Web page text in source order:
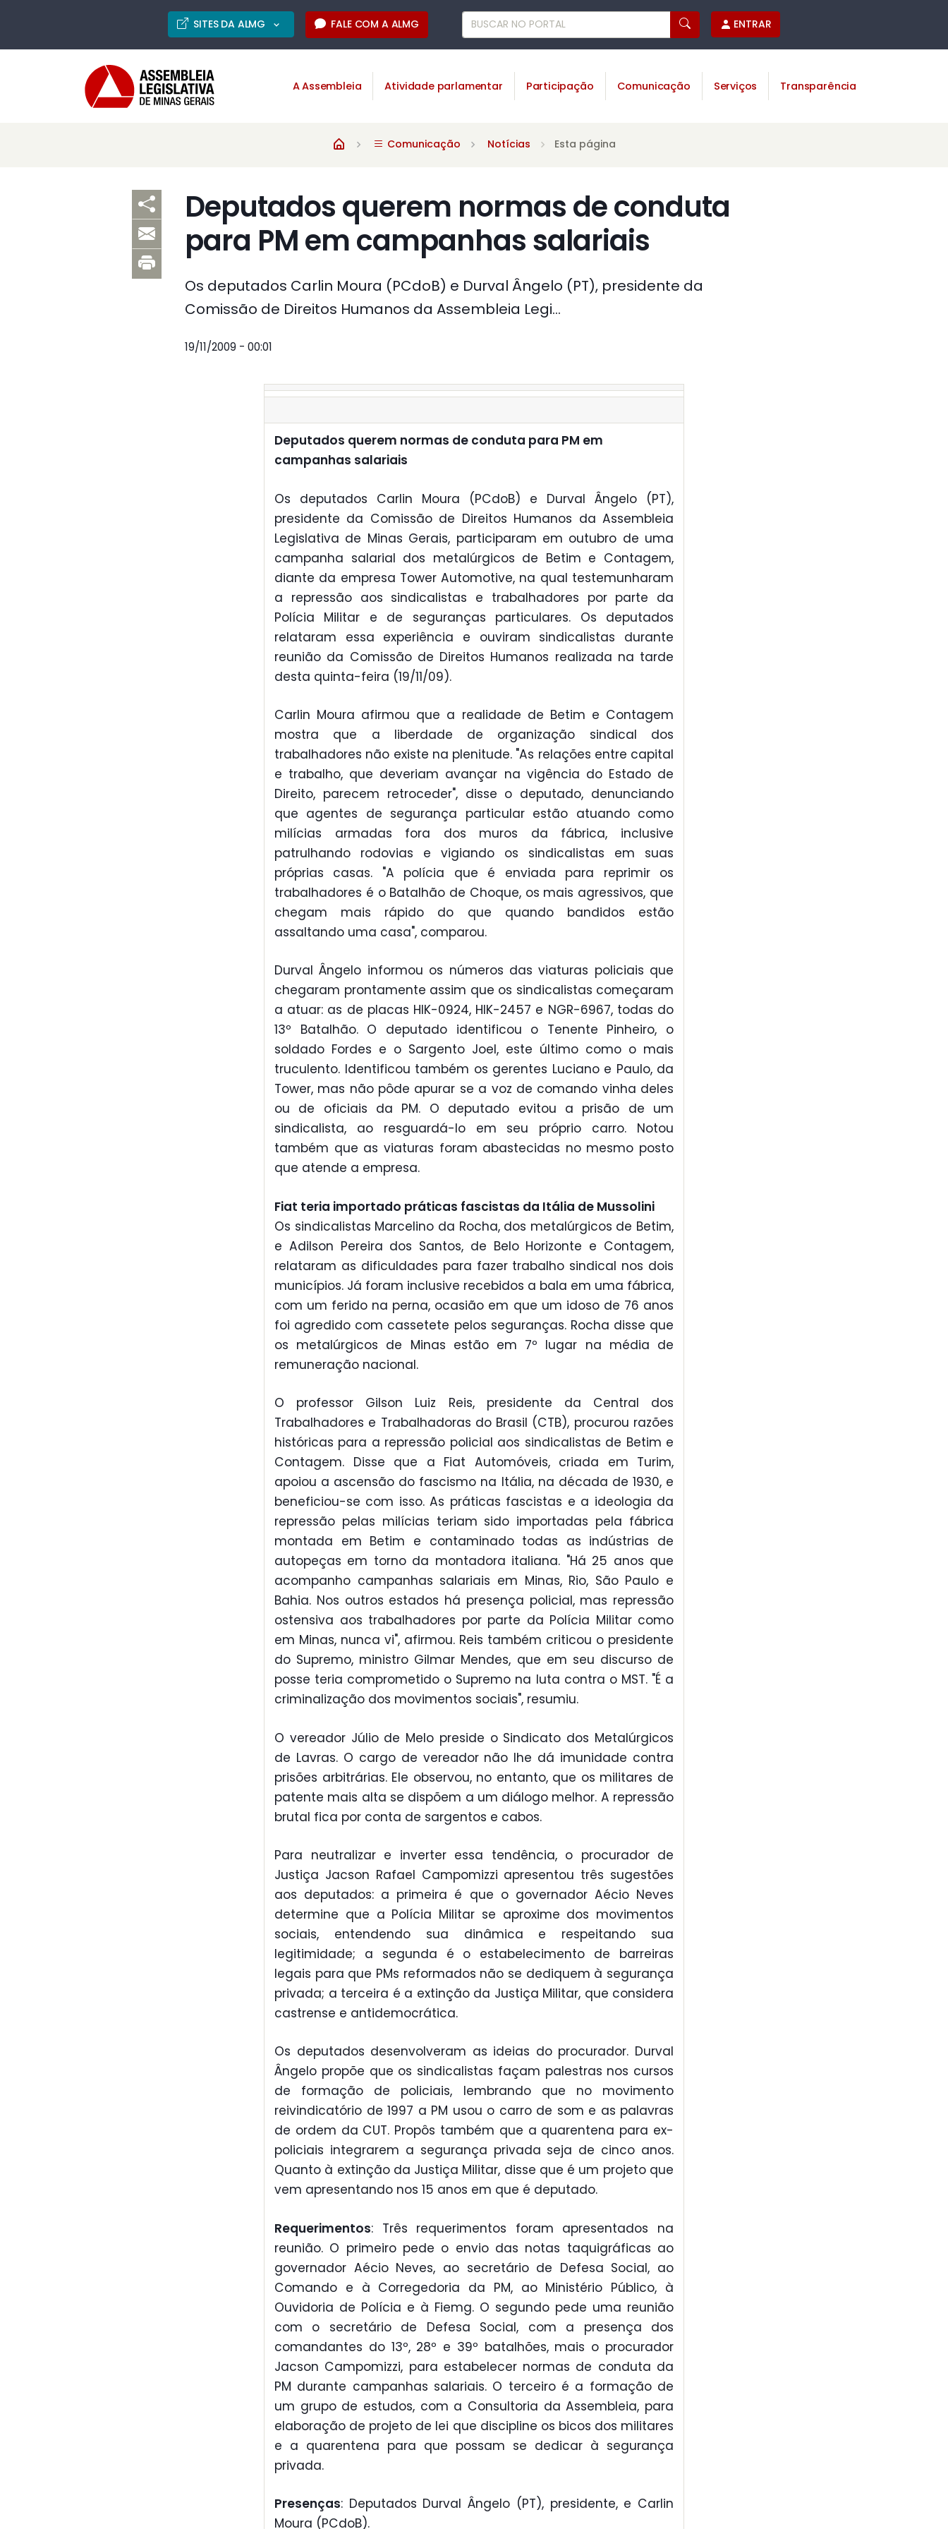
SITES DA ALMG FALE COM A ALMG ENTRAR
A Assembleia Atividade parlamentar Participação Comunicação Serviços Transparência
Comunicação Notícias Esta página
Deputados querem normas de conduta
para PM em campanhas salariais
Os deputados Carlin Moura (PCdoB) e Durval Ângelo (PT), presidente da
Comissão de Direitos Humanos da Assembleia Legi...
19/11/2009 - 00:01
Deputados querem normas de conduta para PM em
campanhas salariais
Os deputados Carlin Moura (PCdoB) e Durval Ângelo (PT),
presidente da Comissão de Direitos Humanos da Assembleia
Legislativa de Minas Gerais, participaram em outubro de uma
campanha salarial dos metalúrgicos de Betim e Contagem,
diante da empresa Tower Automotive, na qual testemunharam
a repressão aos sindicalistas e trabalhadores por parte da
Polícia Militar e de seguranças particulares. Os deputados
relataram essa experiência e ouviram sindicalistas durante
reunião da Comissão de Direitos Humanos realizada na tarde
desta quinta-feira (19/11/09).
Carlin Moura afirmou que a realidade de Betim e Contagem
mostra que a liberdade de organização sindical dos
trabalhadores não existe na plenitude. "As relações entre capital
e trabalho, que deveriam avançar na vigência do Estado de
Direito, parecem retroceder", disse o deputado, denunciando
que agentes de segurança particular estão atuando como
milícias armadas fora dos muros da fábrica, inclusive
patrulhando rodovias e vigiando os sindicalistas em suas
próprias casas. "A polícia que é enviada para reprimir os
trabalhadores é o Batalhão de Choque, os mais agressivos, que
chegam mais rápido do que quando bandidos estão
assaltando uma casa", comparou.
Durval Ângelo informou os números das viaturas policiais que
chegaram prontamente assim que os sindicalistas começaram
a atuar: as de placas HIK-0924, HIK-2457 e NGR-6967, todas do
13º Batalhão. O deputado identificou o Tenente Pinheiro, o
soldado Fordes e o Sargento Joel, este último como o mais
truculento. Identificou também os gerentes Luciano e Paulo, da
Tower, mas não pôde apurar se a voz de comando vinha deles
ou de oficiais da PM. O deputado evitou a prisão de um
sindicalista, ao resguardá-lo em seu próprio carro. Notou
também que as viaturas foram abastecidas no mesmo posto
que atende a empresa.
Fiat teria importado práticas fascistas da Itália de Mussolini
Os sindicalistas Marcelino da Rocha, dos metalúrgicos de Betim,
e Adilson Pereira dos Santos, de Belo Horizonte e Contagem,
relataram as dificuldades para fazer trabalho sindical nos dois
municípios. Já foram inclusive recebidos a bala em uma fábrica,
com um ferido na perna, ocasião em que um idoso de 76 anos
foi agredido com cassetete pelos seguranças. Rocha disse que
os metalúrgicos de Minas estão em 7º lugar na média de
remuneração nacional.
O professor Gilson Luiz Reis, presidente da Central dos
Trabalhadores e Trabalhadoras do Brasil (CTB), procurou razões
históricas para a repressão policial aos sindicalistas de Betim e
Contagem. Disse que a Fiat Automóveis, criada em Turim,
apoiou a ascensão do fascismo na Itália, na década de 1930, e
beneficiou-se com isso. As práticas fascistas e a ideologia da
repressão pelas milícias teriam sido importadas pela fábrica
montada em Betim e contaminado todas as indústrias de
autopeças em torno da montadora italiana. "Há 25 anos que
acompanho campanhas salariais em Minas, Rio, São Paulo e
Bahia. Nos outros estados há presença policial, mas repressão
ostensiva aos trabalhadores por parte da Polícia Militar como
em Minas, nunca vi", afirmou. Reis também criticou o presidente
do Supremo, ministro Gilmar Mendes, que em seu discurso de
posse teria comprometido o Supremo na luta contra o MST. "É a
criminalização dos movimentos sociais", resumiu.
O vereador Júlio de Melo preside o Sindicato dos Metalúrgicos
de Lavras. O cargo de vereador não lhe dá imunidade contra
prisões arbitrárias. Ele observou, no entanto, que os militares de
patente mais alta se dispõem a um diálogo melhor. A repressão
brutal fica por conta de sargentos e cabos.
Para neutralizar e inverter essa tendência, o procurador de
Justiça Jacson Rafael Campomizzi apresentou três sugestões
aos deputados: a primeira é que o governador Aécio Neves
determine que a Polícia Militar se aproxime dos movimentos
sociais, entendendo sua dinâmica e respeitando sua
legitimidade; a segunda é o estabelecimento de barreiras
legais para que PMs reformados não se dediquem à segurança
privada; a terceira é a extinção da Justiça Militar, que considera
castrense e antidemocrática.
Os deputados desenvolveram as ideias do procurador. Durval
Ângelo propõe que os sindicalistas façam palestras nos cursos
de formação de policiais, lembrando que no movimento
reivindicatório de 1997 a PM usou o carro de som e as palavras
de ordem da CUT. Propôs também que a quarentena para ex-
policiais integrarem a segurança privada seja de cinco anos.
Quanto à extinção da Justiça Militar, disse que é um projeto que
vem apresentando nos 15 anos em que é deputado.
Requerimentos: Três requerimentos foram apresentados na
reunião. O primeiro pede o envio das notas taquigráficas ao
governador Aécio Neves, ao secretário de Defesa Social, ao
Comando e à Corregedoria da PM, ao Ministério Público, à
Ouvidoria de Polícia e à Fiemg. O segundo pede uma reunião
com o secretário de Defesa Social, com a presença dos
comandantes do 13º, 28º e 39º batalhões, mais o procurador
Jacson Campomizzi, para estabelecer normas de conduta da
PM durante campanhas salariais. O terceiro é a formação de
um grupo de estudos, com a Consultoria da Assembleia, para
elaboração de projeto de lei que discipline os bicos dos militares
e a quarentena para que possam se dedicar à segurança
privada.
Presenças: Deputados Durval Ângelo (PT), presidente, e Carlin
Moura (PCdoB).